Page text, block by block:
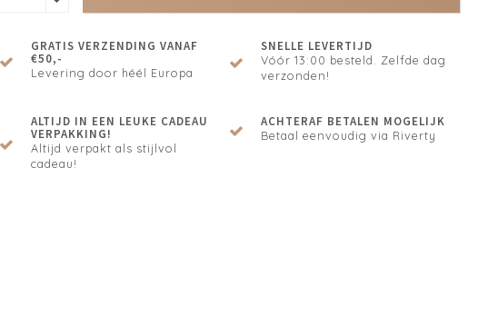
GRATIS VERZENDING VANAF
€50,-
Levering door héél Europa
SNELLE LEVERTIJD
Vóór 13:00 besteld. Zelfde dag
verzonden!
ALTIJD IN EEN LEUKE CADEAU
VERPAKKING!
Altijd verpakt als stijlvol
cadeau!
ACHTERAF BETALEN MOGELIJK
Betaal eenvoudig via Riverty